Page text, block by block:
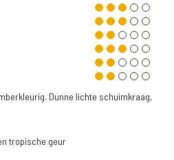
Dunne lichte schuimkraag,
tropische geur